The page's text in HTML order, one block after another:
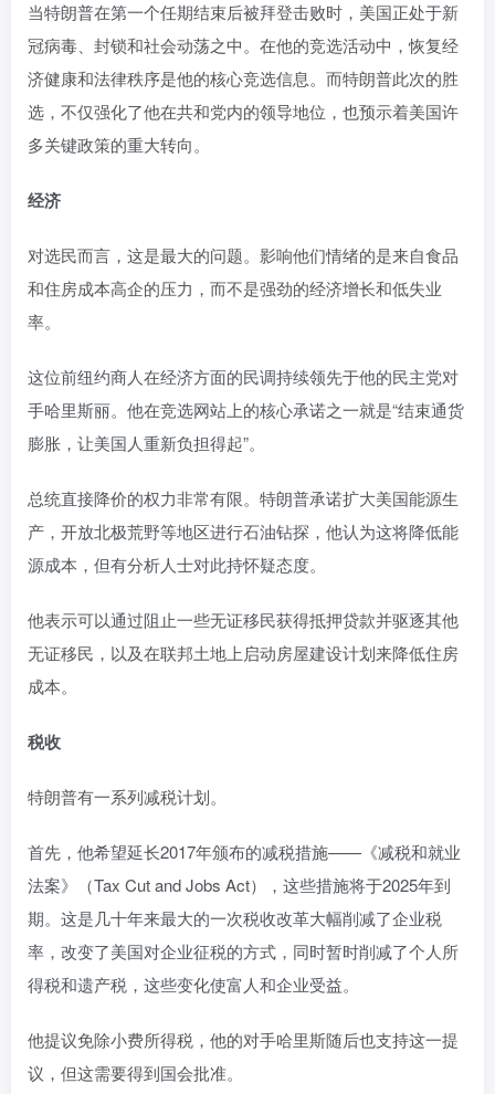
当特朗普在第一个任期结束后被拜登击败时，美国正处于新
冠病毒、封锁和社会动荡之中。在他的竞选活动中，恢复经
济健康和法律秩序是他的核心竞选信息。而特朗普此次的胜
选，不仅强化了他在共和党内的领导地位，也预示着美国许
多关键政策的重大转向。
经济
对选民而言，这是最大的问题。影响他们情绪的是来自食品
和住房成本高企的压力，而不是强劲的经济增长和低失业
率。
这位前纽约商人在经济方面的民调持续领先于他的民主党对
手哈里斯丽。他在竞选网站上的核心承诺之一就是“结束通货
膨胀，让美国人重新负担得起”。
总统直接降价的权力非常有限。特朗普承诺扩大美国能源生
产，开放北极荒野等地区进行石油钻探，他认为这将降低能
源成本，但有分析人士对此持怀疑态度。
他表示可以通过阻止一些无证移民获得抵押贷款并驱逐其他
无证移民，以及在联邦土地上启动房屋建设计划来降低住房
成本。
税收
特朗普有一系列减税计划。
首先，他希望延长2017年颁布的减税措施——《减税和就业
法案》（Tax Cut and Jobs Act），这些措施将于2025年到
期。这是几十年来最大的一次税收改革大幅削减了企业税
率，改变了美国对企业征税的方式，同时暂时削减了个人所
得税和遗产税，这些变化使富人和企业受益。
他提议免除小费所得税，他的对手哈里斯随后也支持这一提
议，但这需要得到国会批准。